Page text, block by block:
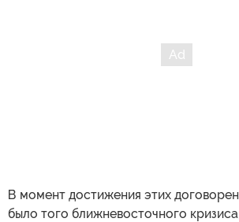
В момент достижения этих
было того ближневосточного